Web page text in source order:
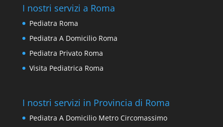
I nostri servizi a Roma
Pediatra Roma
Pediatra A Domicilio Roma
Pediatra Privato Roma
Visita Pediatrica Roma
I nostri servizi in Provincia di Roma
Pediatra A Domicilio Metro Circomassimo